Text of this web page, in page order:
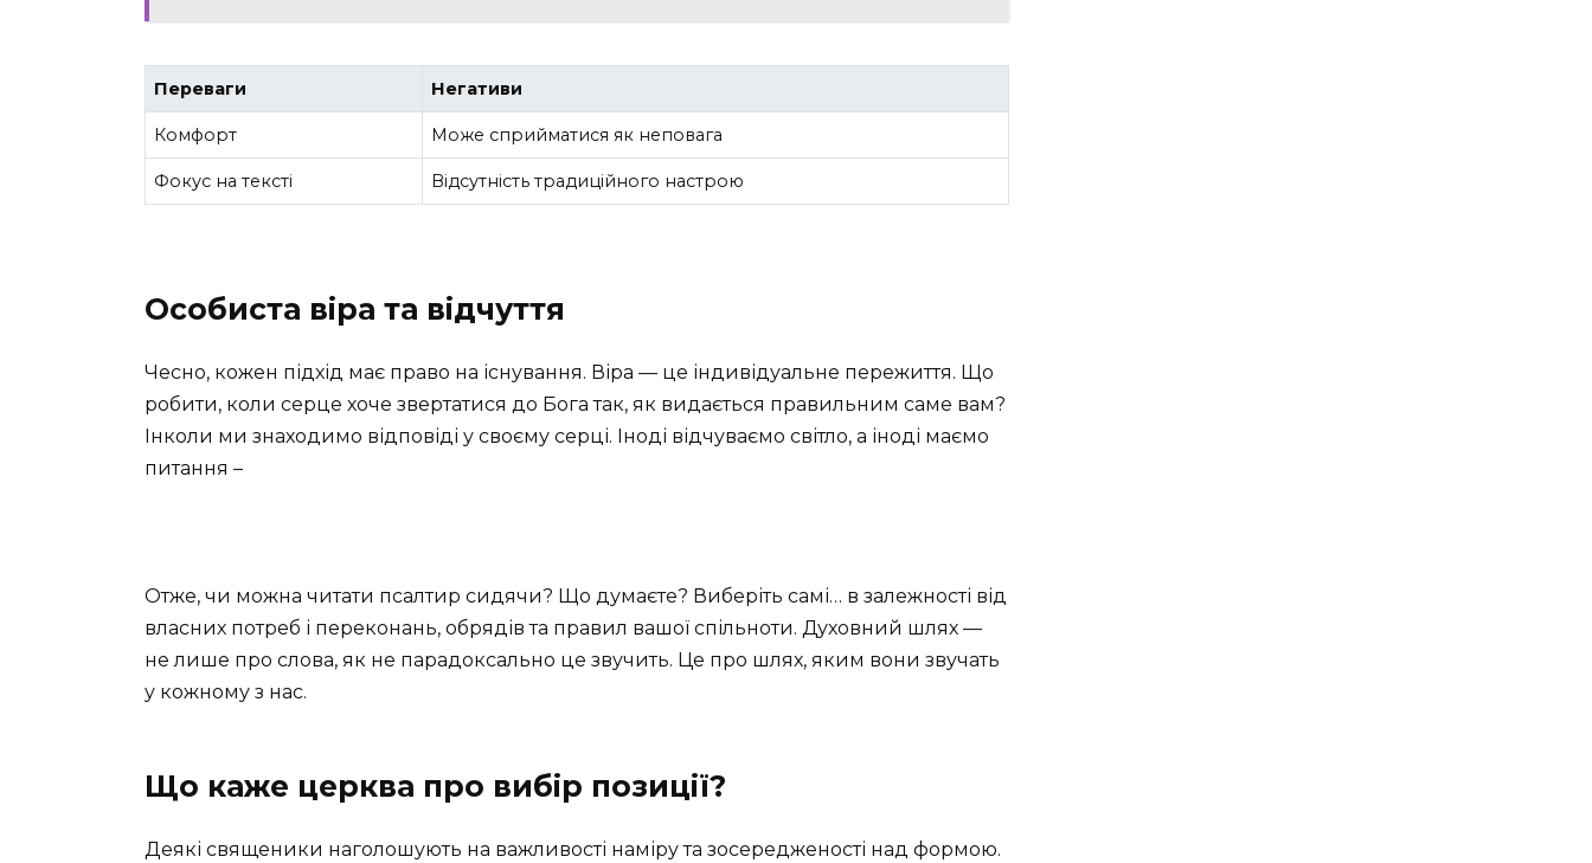
Переваги Негативи
Комфорт Може сприйматися як неповага
Фокус на тексті Відсутність традиційного настрою
Особиста віра та відчуття
Чесно, кожен підхід має право на існування. Віра — це індивідуальне пережиття. Що
робити, коли серце хоче звертатися до Бога так, як видається правильним саме вам?
Інколи ми знаходимо відповіді у своєму серці. Іноді відчуваємо світло, а іноді маємо
питання –
Отже, чи можна читати псалтир сидячи? Що думаєте? Виберіть самі… в залежності від
власних потреб і переконань, обрядів та правил вашої спільноти. Духовний шлях —
не лише про слова, як не парадоксально це звучить. Це про шлях, яким вони звучать
у кожному з нас.
Що каже церква про вибір позиції?
Деякі священики наголошують на важливості наміру та зосередженості над формою.